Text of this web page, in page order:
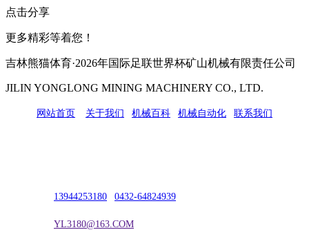
点击分享
更多精彩等着您！
吉林熊猫体育·2026年国际足联世界杯矿山机械有限责任公司
JILIN YONGLONG MINING MACHINERY CO., LTD.
网站首页 关于我们 机械百科 机械自动化 联系我们
13944253180 0432-64824939
YL3180@163.COM